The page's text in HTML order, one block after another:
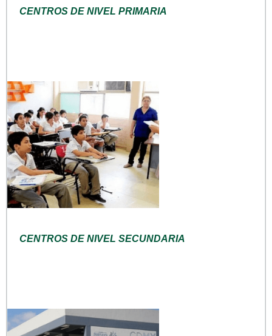
CENTROS DE NIVEL PRIMARIA
CENTROS DE NIVEL SECUNDARIA